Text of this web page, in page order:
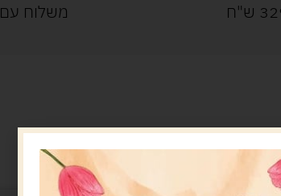
משלוח עם
קשורים